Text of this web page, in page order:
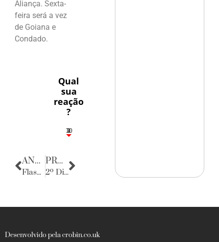
Aliança. Sexta-
feira será a vez
de Goiana e
Condado.
Qual
sua
reação
?
3
1
1
2
10
ANTERIOR
Flashes
PRÓXIMA
2º Dia do Retiro de Padre Airton
Desenvolvido pela crobin.co.uk